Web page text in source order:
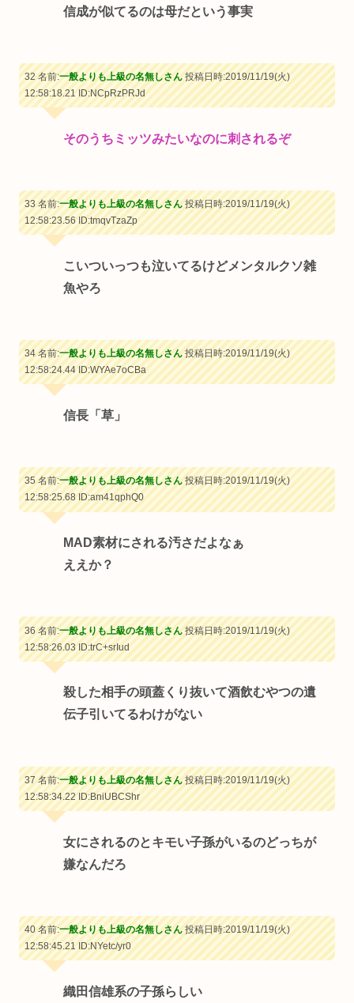
信成が似てるのは母だという事実
32 名前:一般よりも上級の名無しさん投稿日時:2019/11/19(火)
12:58:18.21ID:NCpRzPRJd
そのうちミッツみたいなのに刺されるぞ
33 名前:一般よりも上級の名無しさん投稿日時:2019/11/19(火)
12:58:23.56ID:tmqvTzaZp
こいついっつも泣いてるけどメンタルクソ雑
魚やろ
34 名前:一般よりも上級の名無しさん投稿日時:2019/11/19(火)
12:58:24.44ID:WYAe7oCBa
信長「草」
35 名前:一般よりも上級の名無しさん投稿日時:2019/11/19(火)
12:58:25.68ID:am41qphQ0
MAD素材にされる汚さだよなぁ
ええか？
36 名前:一般よりも上級の名無しさん投稿日時:2019/11/19(火)
12:58:26.03ID:trC+srIud
殺した相手の頭蓋くり抜いて酒飲むやつの遺
伝子引いてるわけがない
37 名前:一般よりも上級の名無しさん投稿日時:2019/11/19(火)
12:58:34.22ID:BniUBCShr
女にされるのとキモい子孫がいるのどっちが
嫌なんだろ
40 名前:一般よりも上級の名無しさん投稿日時:2019/11/19(火)
12:58:45.21ID:NYetc/yr0
織田信雄系の子孫らしい